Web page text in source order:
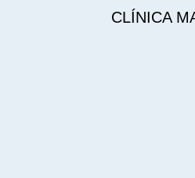
CLÍNICA